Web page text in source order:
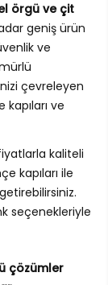
örgü ve çit
geniş ürün
ve
çevreleyen
ve
kaliteli
kapıları ile
seçenekleriyle
çözümler